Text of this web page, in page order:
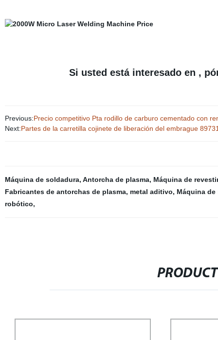
Si usted está interesado en ,
Previous:Precio competitivo Pta rodillo de carburo cementado con
Next:Partes de la carretilla cojinete de liberación del embrague
Máquina de soldadura, Antorcha de plasma, Máquina de
Fabricantes de antorchas de plasma, metal aditivo, Máquina de
robótico,